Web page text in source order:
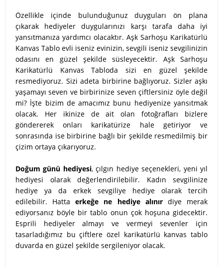
Özellikle içinde bulunduğunuz duyguları ön plana
çıkarak hediyeler duygularınızı karşı tarafa daha iyi
yansıtmanıza yardımcı olacaktır. Aşk Sarhoşu Karikatürlü
Kanvas Tablo evli iseniz evinizin, sevgili iseniz sevgilinizin
odasını en güzel şekilde süsleyecektir. Aşk Sarhoşu
Karikatürlü Kanvas Tabloda sizi en güzel şekilde
resmediyoruz. Sizi adeta birbirine bağlıyoruz. Sizler aşkı
yaşamayı seven ve birbirinize seven çiftlersiniz öyle değil
mi? İşte bizim de amacımız bunu hediyenize yansıtmak
olacak. Her ikinize de ait olan fotoğrafları bizlere
göndererek onları karikatürize hale getiriyor ve
sonrasında ise birbirine bağlı bir şekilde resmedilmiş bir
çizim ortaya çıkarıyoruz.
Doğum günü hediyesi, çılgın hediye seçenekleri, yeni yıl
hediyesi olarak değerlendirilebilir. Kadın sevgilinize
hediye ya da erkek sevgiliye hediye olarak tercih
edilebilir. Hattaerkeğe ne hediye alınırdiye merak
ediyorsanız böyle bir tablo onun çok hoşuna gidecektir.
Esprili hediyeler almayı ve vermeyi sevenler için
tasarladığımız bu çiftlere özel karikatürlü kanvas tablo
duvarda en güzel şekilde sergileniyor olacak.